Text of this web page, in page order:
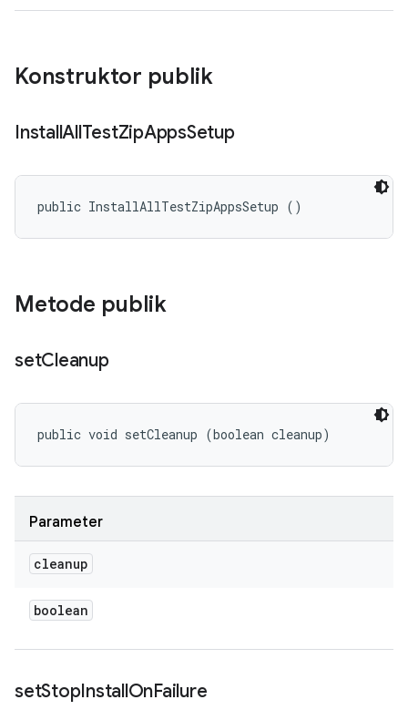
Konstruktor publik
InstallAllTestZipAppsSetup
public InstallAllTestZipAppsSetup ()
Metode publik
setCleanup
public void setCleanup (boolean cleanup)
Parameter
cleanup
boolean
setStopInstallOnFailure